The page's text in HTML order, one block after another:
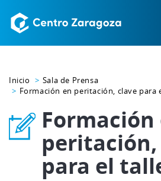
Inicio
Sala de Prensa
Formación en peritación, clave para
Formación
peritación,
para el